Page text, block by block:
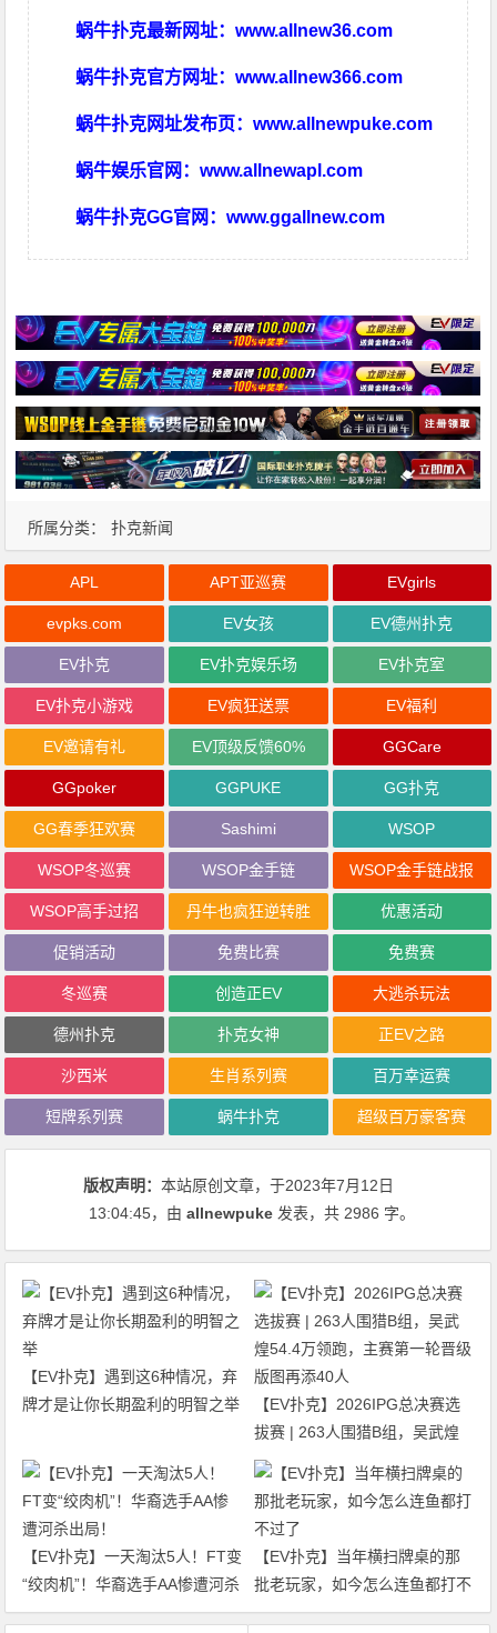
蜗牛扑克最新网址：www.allnew36.com
蜗牛扑克官方网址：www.allnew366.com
蜗牛扑克网址发布页：www.allnewpuke.com
蜗牛娱乐官网：www.allnewapl.com
蜗牛扑克GG官网：www.ggallnew.com
所属分类： 扑克新闻
APL APT亚巡赛 EVgirls
evpks.com EV女孩 EV德州扑克
EV扑克 EV扑克娱乐场 EV扑克室
EV扑克小游戏 EV疯狂送票 EV福利
EV邀请有礼 EV顶级反馈60% GGCare
GGpoker GGPUKE GG扑克
GG春季狂欢赛 Sashimi WSOP
WSOP冬巡赛 WSOP金手链 WSOP金手链战报
WSOP高手过招 丹牛也疯狂逆转胜 优惠活动
促销活动 免费比赛 免费赛
冬巡赛 创造正EV 大逃杀玩法
德州扑克 扑克女神 正EV之路
沙西米 生肖系列赛 百万幸运赛
短牌系列赛 蜗牛扑克 超级百万豪客赛
版权声明：本站原创文章，于2023年7月12日
13:04:45，由allnewpuke 发表，共 2986 字。
【EV扑克】遇到这6种情况，弃
牌才是让你长期盈利的明智之举
【EV扑克】2026IPG总决赛选
拔赛 | 263人围猎B组，吴武煌
54.4万领跑，主赛第一轮晋级版
【EV扑克】一天淘汰5人！FT变
“绞肉机”！华裔选手AA惨遭河杀
出局！
【EV扑克】当年横扫牌桌的那
批老玩家，如今怎么连鱼都打不
过了